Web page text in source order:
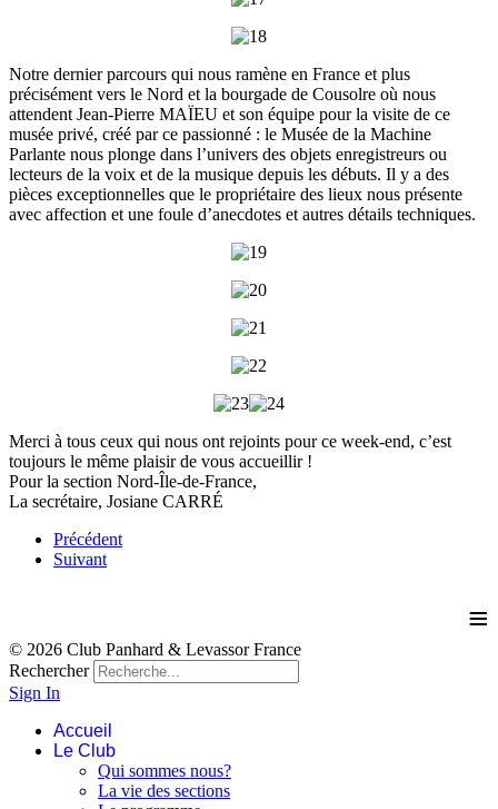
Notre dernier parcours qui nous ramène en France et plus
précisément vers le Nord et la bourgade de Cousolre où nous
attendent Jean-Pierre MAÏEU et son équipe pour la visite de ce
musée privé, créé par ce passionné : le Musée de la Machine
Parlante nous plonge dans l’univers des objets enregistreurs ou
lecteurs de la voix et de la musique depuis les débuts. Il y a des
pièces exceptionnelles que le propriétaire des lieux nous présente
avec affection et une foule d’anecdotes et autres détails techniques.
Merci à tous ceux qui nous ont rejoints pour ce week-end, c’est
toujours le même plaisir de vous accueillir !
Pour la section Nord-Île-de-France,
La secrétaire, Josiane CARRÉ
Précédent
Suivant
≡
© 2026 Club Panhard & Levassor France
Rechercher
Sign In
Accueil
Le Club
Qui sommes nous?
La vie des sections